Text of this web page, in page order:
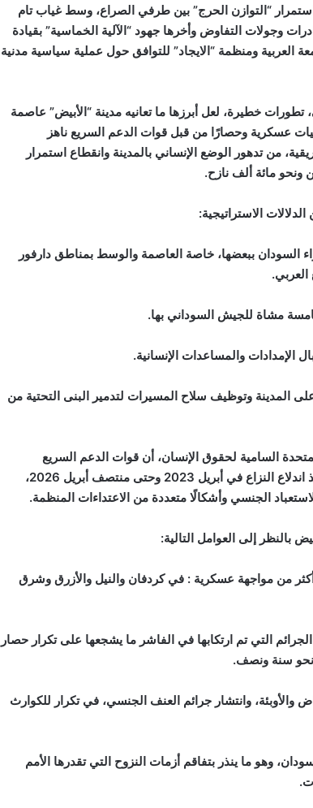
“التوازن الحرج” بين طرفي الصراع، وسط غياب تام
وجولات التفاوض وأخرها جهود “الآلية الخماسية” بقيادة
العربية ومنظمة “الايجاد” للتوافق حول عملية سياسية مدنية
خطيرة، لعل أبرزها ما تعانيه مدينة “الأبيض” عاصمة
عسكرية وحصارًا من قبل قوات الدعم السريع ناهز
من تدهور الوضع الإنساني بالمدينة وانقطاع استمرار
ونحو مائة ألف نازح.
الاستراتيجية:
السودان ببعضها، خاصة العاصمة والوسط بمناطق دارفور
العربي.
مشاة للجيش السوداني بها.
الإمدادات والمساعدات الإنسانية.
المدينة وتوظيف سلاح المسيرات لتدمير البنى التحتية من
السامية لحقوق الإنسان، أن قوات الدعم السريع
مسؤولة عن 87% من جرائم العنف الجنسي الموثقة منذ اندلاع النزاع في أبريل 2023 وحتى منتصف أبريل 2026،
الجنسي وأشكالًا متعددة من الاعتداءات المنظمة.
بالنظر إلى العوامل التالية:
من مواجهة عسكرية : في كردفان والنيل والأزرق وشرق
التي تم ارتكابها في الفاشر ما يشجعها على تكرار حصار
نحو سنة ونصف.
وانتشار جرائم العنف الجنسي، في تكرار للكوارث
وهو ما ينذر بتفاقم أزمات النزوح التي تقدرها الأمم